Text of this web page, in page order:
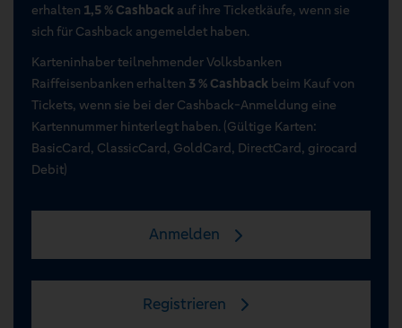
erhalten 1,5 % Cashback auf ihre Ticketkäufe, wenn sie
sich für Cashback angemeldet haben.
Karteninhaber teilnehmender Volksbanken
Raiffeisenbanken erhalten 3 % Cashback beim Kauf von
Tickets, wenn sie bei der Cashback-Anmeldung eine
Kartennummer hinterlegt haben. (Gültige Karten:
BasicCard, ClassicCard, GoldCard, DirectCard, girocard
Debit)
Anmelden
Registrieren